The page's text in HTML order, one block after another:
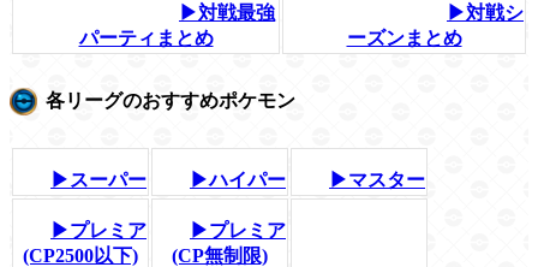
▶対戦最強
パーティまとめ
▶対戦シ
ーズンまとめ
各リーグのおすすめポケモン
▶スーパー ▶ハイパー ▶マスター
▶プレミア
(CP2500以下)
▶プレミア
(CP無制限)